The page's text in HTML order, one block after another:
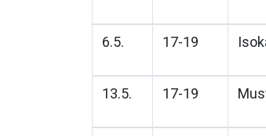
6.5. 17-19
13.5. 17-19